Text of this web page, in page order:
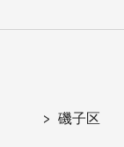
磯子区